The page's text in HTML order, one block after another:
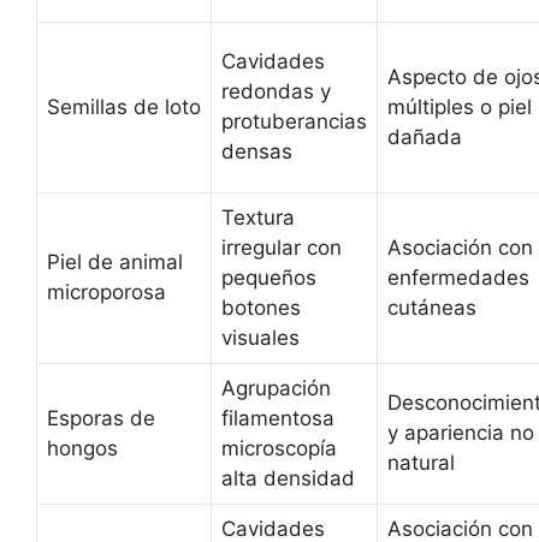
Semillas de loto
Cavidades
redondas y
protuberancias
densas
Aspecto de
múltiples o piel
dañada
Piel de animal
microporosa
Textura
irregular con
pequeños
botones
visuales
Asociación con
enfermedades
cutáneas
Esporas de
hongos
Agrupación
filamentosa
microscopía
alta densidad
y apariencia no
natural
Cavidades
Asociación con